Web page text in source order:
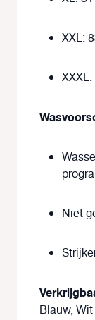
XXL:
Niet
Blauw,